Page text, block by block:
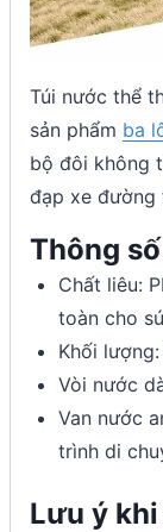
Túi nước thể
sản phẩm ba
bộ đôi không
đạp xe đường
Thông
Chất liêu:
toàn cho
Khối
Vòi nước
Van nước
trình di
Lưu ý